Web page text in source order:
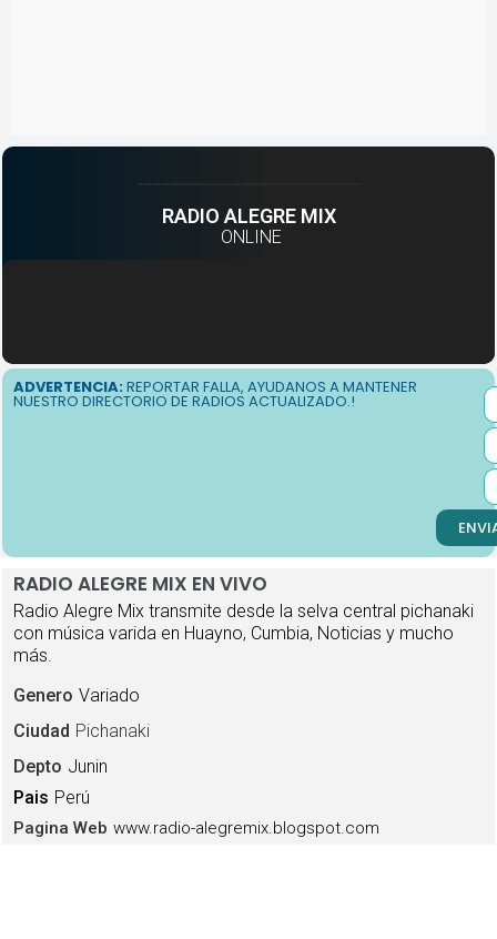
RADIO ALEGRE MIX
ONLINE
ADVERTENCIA: REPORTAR FALLA, AYUDANOS A MANTENER
NUESTRO DIRECTORIO DE RADIOS ACTUALIZADO.!
RADIO ALEGRE MIX EN VIVO
Radio Alegre Mix transmite desde la selva central pichanaki
con música varida en Huayno, Cumbia, Noticias y mucho
más.
Genero Variado
Ciudad Pichanaki
Depto Junin
Pais Perú
Pagina Web www.radio-alegremix.blogspot.com